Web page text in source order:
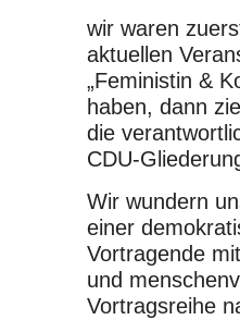
wir waren
aktuellen
„Feministin &
haben, dann
die
CDU-
Wir wundern
einer
Vortragende
und
Vortragsreihe